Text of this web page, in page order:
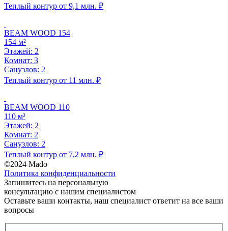
Теплый контур от 9,1 млн. ₽
BEAM WOOD 154
154 м²
Этажей: 2
Комнат: 3
Санузлов: 2
Теплый контур от 11 млн. ₽
BEAM WOOD 110
110 м²
Этажей: 2
Комнат: 2
Санузлов: 2
Теплый контур от 7,2 млн. ₽
©2024 Mado
Политика конфиденциальности
Запишитесь на персональную
консультацию с нашим специалистом
Оставьте ваши контакты, наш специалист ответит на все ваши
вопросы